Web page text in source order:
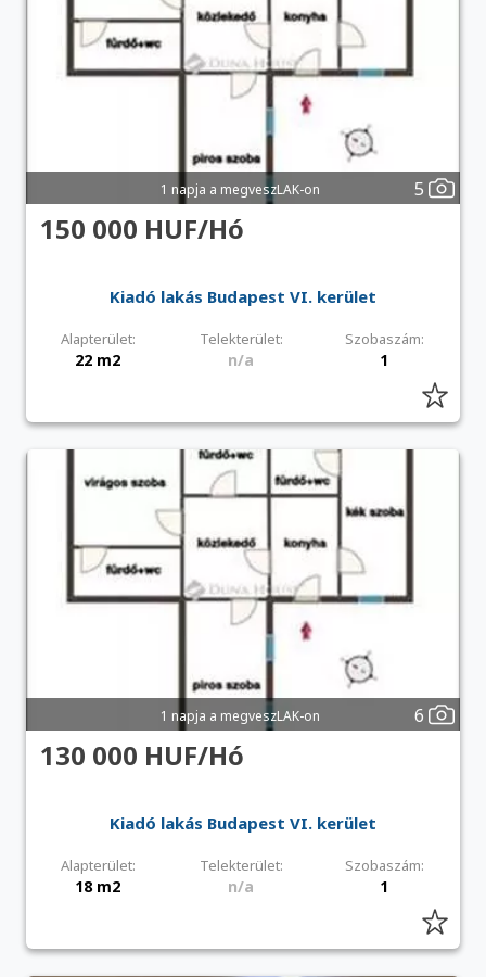
1 napja a megveszLAK-on 5
150 000 HUF/Hó
Kiadó lakás Budapest VI. kerület
Alapterület: Telekterület: Szobaszám:
22 m2 n/a 1
1 napja a megveszLAK-on 6
130 000 HUF/Hó
Kiadó lakás Budapest VI. kerület
Alapterület: Telekterület: Szobaszám:
18 m2 n/a 1